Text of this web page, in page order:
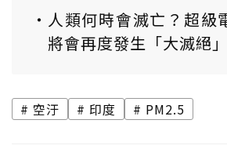
人類何時會滅亡？超級
將會再度發生「大滅絕」
空汙 印度 PM2.5